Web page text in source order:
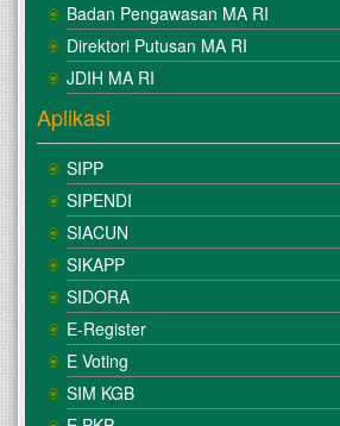
Badan Pengawasan MA RI
Direktori Putusan MA RI
JDIH MA RI
Aplikasi
SIPP
SIPENDI
SIACUN
SIKAPP
SIDORA
E-Register
E Voting
SIM KGB